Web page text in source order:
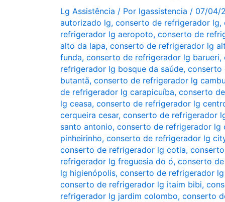
Lg Assistência / Por lgassistencia / 07/04/
autorizado lg, conserto de refrigerador lg,
refrigerador lg aeropoto, conserto de
alto da lapa, conserto de refrigerador lg
funda, conserto de refrigerador lg barueri,
refrigerador lg bosque da saúde, conserto
butantã, conserto de refrigerador lg
de refrigerador lg carapicuíba, conserto
lg ceasa, conserto de refrigerador lg
cerqueira cesar, conserto de refrigerador
santo antonio, conserto de refrigerador lg
pinheirinho, conserto de refrigerador lg
conserto de refrigerador lg cotia,
refrigerador lg freguesia do ó, conserto
lg higienópolis, conserto de refrigerador
conserto de refrigerador lg itaim bibi,
refrigerador lg jardim colombo, conserto